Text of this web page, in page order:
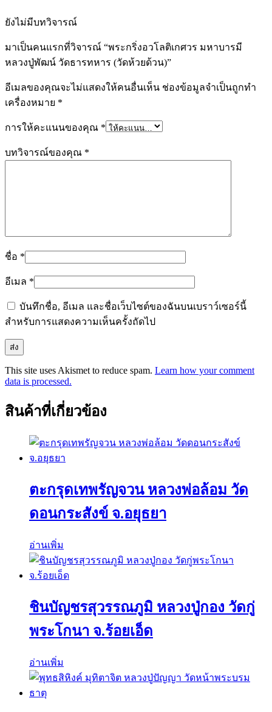
ยังไม่มีบทวิจารณ์
มาเป็นคนแรกที่วิจารณ์ “พระกริ่งอวโลติเกศวร มหาบารมี
หลวงปู่พัฒน์ วัดธารทหาร (วัดห้วยด้วน)”
อีเมลของคุณจะไม่แสดงให้คนอื่นเห็น ช่องข้อมูลจำเป็นถูกทำ
เครื่องหมาย *
การให้คะแนนของคุณ *
บทวิจารณ์ของคุณ *
ชื่อ *
อีเมล *
บันทึกชื่อ, อีเมล และชื่อเว็บไซต์ของฉันบนเบราว์เซอร์นี้
สำหรับการแสดงความเห็นครั้งถัดไป
This site uses Akismet to reduce spam. Learn how your comment
data is processed.
สินค้าที่เกี่ยวข้อง
ตะกรุดเทพรัญจวน หลวงพ่อล้อม วัด
ดอนกระสังข์ จ.อยุธยา
อ่านเพิ่ม
ชินบัญชรสุวรรณภูมิ หลวงปู่กอง วัดกู่
พระโกนา จ.ร้อยเอ็ด
อ่านเพิ่ม